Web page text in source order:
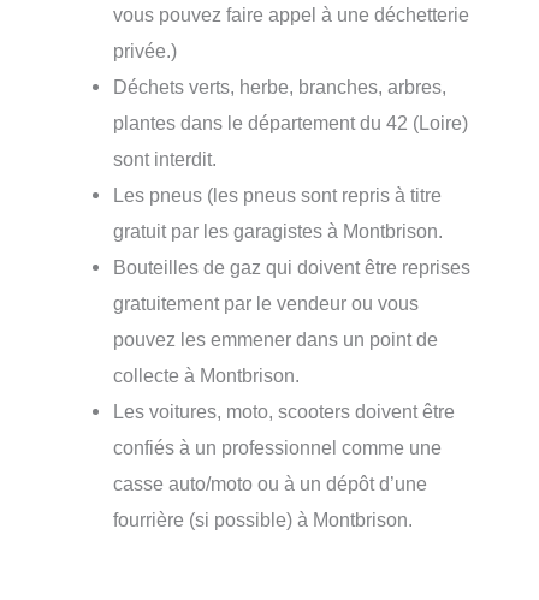
vous pouvez faire appel à une déchetterie
privée.)
Déchets verts, herbe, branches, arbres,
plantes dans le département du 42 (Loire)
sont interdit.
Les pneus (les pneus sont repris à titre
gratuit par les garagistes à Montbrison.
Bouteilles de gaz qui doivent être reprises
gratuitement par le vendeur ou vous
pouvez les emmener dans un point de
collecte à Montbrison.
Les voitures, moto, scooters doivent être
confiés à un professionnel comme une
casse auto/moto ou à un dépôt d’une
fourrière (si possible) à Montbrison.